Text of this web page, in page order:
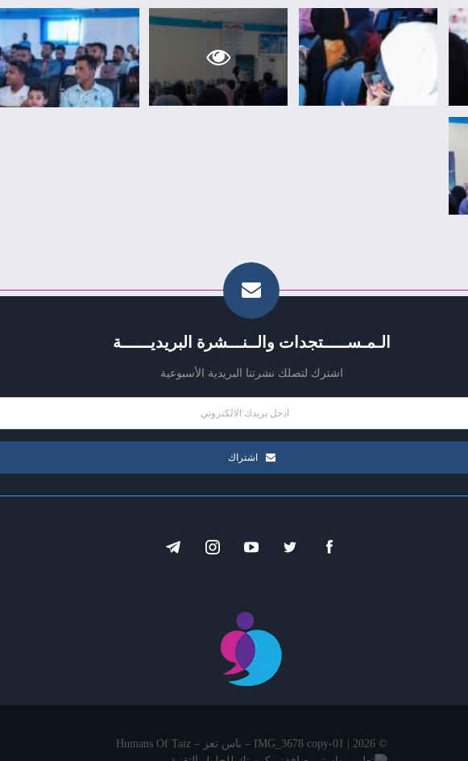
الـمـســـــتجدات والــنـــشرة البريديــــــة
اشترك لتصلك نشرتنا البريدية الأسبوعية
اشتراك
© 2026 | IMG_3678 copy-01 – ناس تعز – Humans Of Taiz